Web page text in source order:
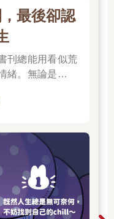
最後卻認
刊總能用看似荒
緒。無論是人生
會心一笑、又忍
開啟全新故事篇
。無論是第一次
年代表作，這裡
佳入口。